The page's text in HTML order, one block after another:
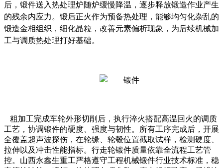
后，锻件送入热处理炉随炉缓慢降温，逐步释放锻造作业产生
的残余内应力。锻后正火作为预备热处理，能够均匀化杂乱的
锻造金相组织，细化晶粒，改善元素偏析现象，为后续机械加
工与调质热处理打好基础。
粗加工完成车轮外形切削后，执行淬火搭配高温回火的调质
工艺，协调锻件的硬度、强度与韧性。所有工序完成后，开展
全覆盖超声波探伤，在轮缘、轮毂位置截取试样，检测硬度、
拉伸以及冲击性能指标。行走轮锻件质量依靠全流程工艺管
控。山西永鑫生重工严格遵守工程机械锻件行业技术标准，稳